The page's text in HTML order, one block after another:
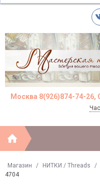
Москва 8(926)874-74-26,
Магазин / НИТКИ / Threads /
4704